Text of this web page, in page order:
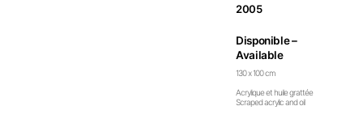
2005
Disponible –
Available
130 x 100 cm
Acrylique et huile grattée
Scraped acrylic and oil